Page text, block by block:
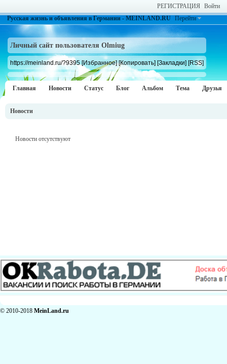
РЕГИСТРАЦИЯ Войти
Русская жизнь и объявления в Германии - MEINLAND.RU Перейти
Личный сайт пользователя Olmiug
https://meinland.ru/?9395 [Избранное] [Копировать] [Закладки] [RSS]
Главная Новости Статус Блог Альбом Тема Друзья
Новости
Новости отсутствуют
© 2010-2018 MeinLand.ru